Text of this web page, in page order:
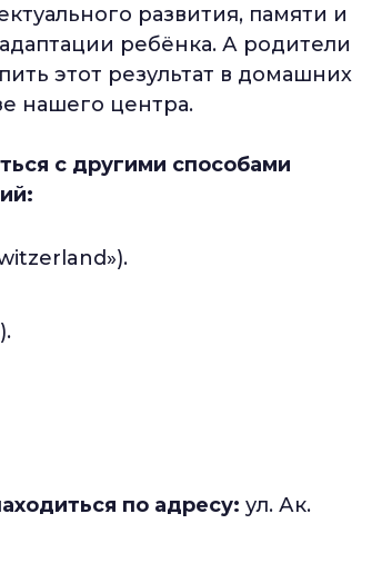
развития, памяти и
ребёнка. А родители
этот результат в домашних
нашего центра.
с другими способами
по адресу: ул. Ак.